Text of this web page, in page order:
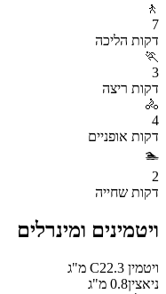
🚶
7
דקות הליכה
🏃
3
דקות ריצה
🚴
4
דקות אופניים
🏊
2
דקות שחייה
ויטמינים ומינרלים
ויטמין C 22.3
מ"ג
ניאצין0.8 מ"ג